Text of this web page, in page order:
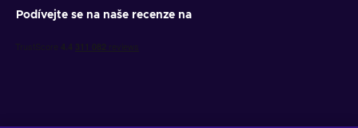
Podívejte se na naše recenze na